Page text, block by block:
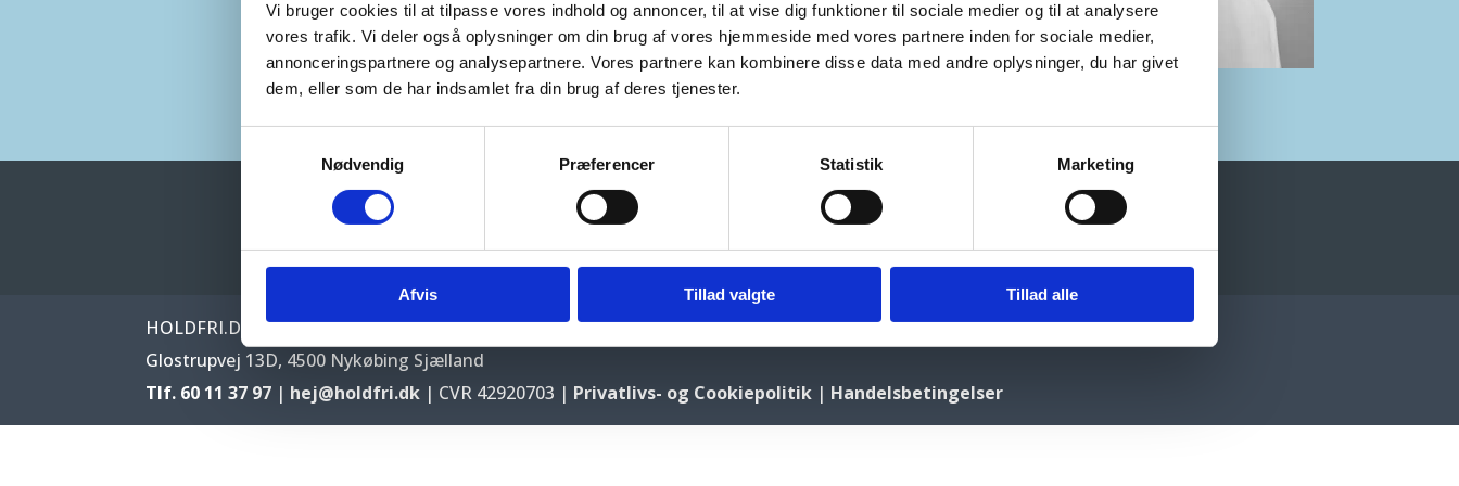
Vi bruger cookies til at tilpasse vores indhold og annoncer, til at vise dig funktioner til sociale medier og til at analysere
vores trafik. Vi deler også oplysninger om din brug af vores hjemmeside med vores partnere inden for sociale medier,
annonceringspartnere og analysepartnere. Vores partnere kan kombinere disse data med andre oplysninger, du har givet
dem, eller som de har indsamlet fra din brug af deres tjenester.
Nødvendig
Præferencer Statistik Marketing
Afvis Tillad valgte Tillad alle
HOLDFRI.DK | ODSHERRED TERRASSERENS
Glostrupvej 13D, 4500 Nykøbing Sjælland
Tlf. 60 11 37 97 | hej@holdfri.dk | CVR 42920703 | Privatlivs- og Cookiepolitik | Handelsbetingelser